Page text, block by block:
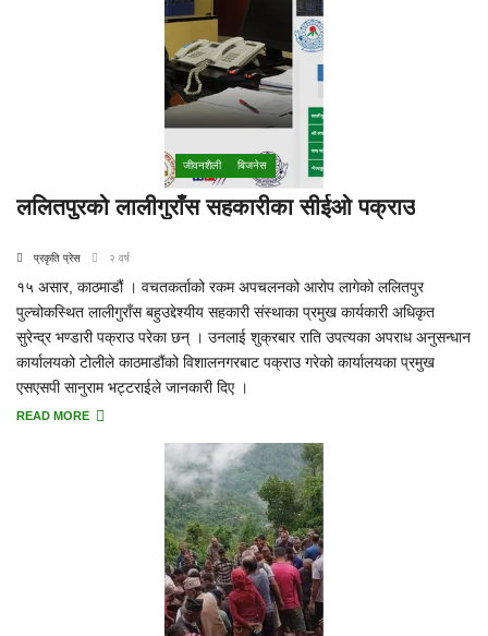
जीवनशैली बिजनेस
ललितपुरको लालीगुराँ‍‍स सहकारीका सीईओ पक्राउ
प्रकृति प्रेस २ वर्ष
१५ असार, काठमाडौं । वचतकर्ताको रकम अपचलनको आरोप लागेको ललितपुर
पुल्चोकस्थित लालीगुराँस बहुउद्देश्यीय सहकारी संस्थाका प्रमुख कार्यकारी अधिकृत
सुरेन्द्र भण्डारी पक्राउ परेका छन् । उनलाई शुक्रबार राति उपत्यका अपराध अनुसन्धान
कार्यालयको टोलीले काठमाडौंको विशालनगरबाट पक्राउ गरेको कार्यालयका प्रमुख
एसएसपी सानुराम भट्टराईले जानकारी दिए ।
READ MORE